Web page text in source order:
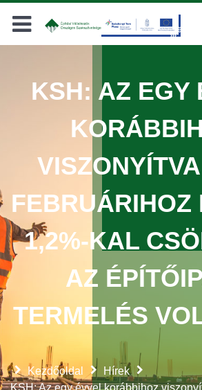
Keresés
Kezdőoldal
Hírek
KSH: Az egy évvel korábbihoz
KSH: AZ EGY
FEBRUÁRIHOZ
1,2%-KAL
AZ
TERMELÉS